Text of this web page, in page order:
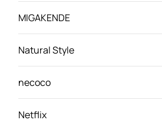
MIGAKENDE
Natural Style
necoco
Netflix